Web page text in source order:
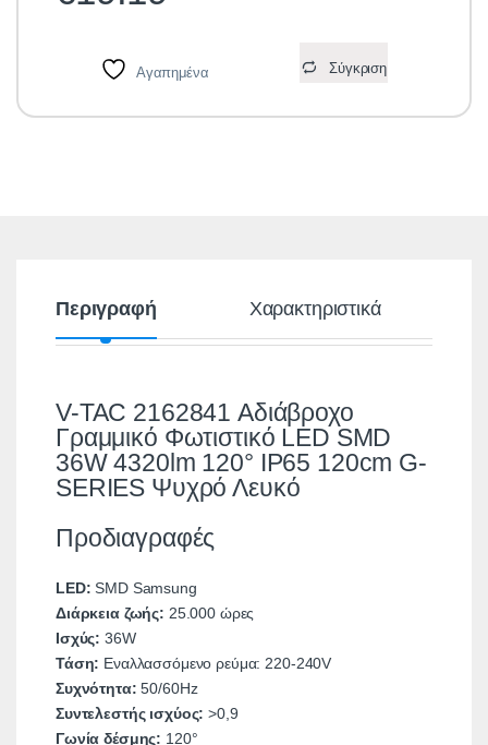
Αγαπημένα Σύγκριση
Περιγραφή Χαρακτηριστικά
V-TAC 2162841 Αδιάβροχο
Γραμμικό Φωτιστικό LED SMD
36W 4320lm 120° IP65 120cm G-
SERIES Ψυχρό Λευκό
Προδιαγραφές
LED:SMD Samsung
Διάρκεια ζωής: 25.000 ώρες
Ισχύς:36W
Τάση: Εναλλασσόμενο ρεύμα: 220-240V
Συχνότητα:50/60Hz
Συντελεστής ισχύος:>0,9
Γωνία δέσμης: 120°